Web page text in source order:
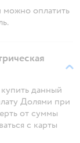
можно оплатить
данный
Долями при
от суммы
с карты